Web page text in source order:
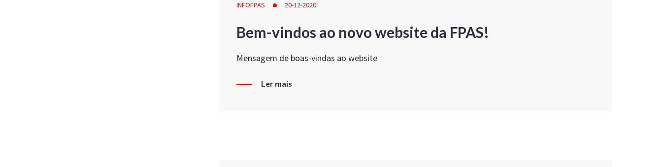
INFOFPAS 20-12-2020
Bem-vindos ao novo website da FPAS!
Mensagem de boas-vindas ao website
Ler mais